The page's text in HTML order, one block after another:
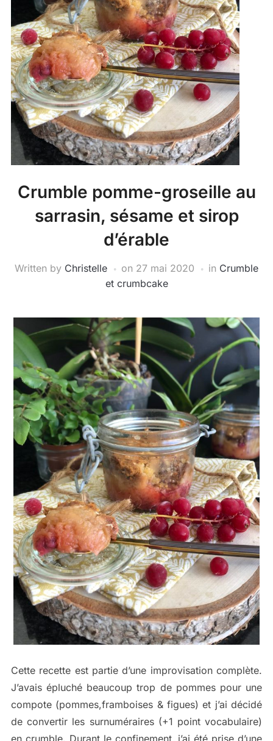
Crumble pomme-groseille au
sarrasin, sésame et sirop
d’érable
Written by Christelle on 27 mai 2020 in Crumble
et crumbcake
Cette recette est partie d’une improvisation complète.
J’avais épluché beaucoup trop de pommes pour une
compote (pommes,framboises & figues) et j’ai décidé
de convertir les surnuméraires (+1 point vocabulaire)